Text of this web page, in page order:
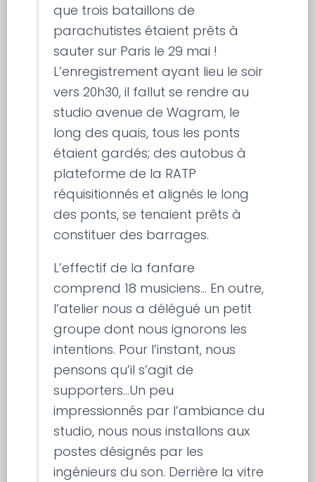
que trois bataillons de
parachutistes étaient prêts à
sauter sur Paris le 29 mai !
L’enregistrement ayant lieu le soir
vers 20h30, il fallut se rendre au
studio avenue de Wagram, le
long des quais, tous les ponts
étaient gardés; des autobus à
plateforme de la RATP
réquisitionnés et alignés le long
des ponts, se tenaient prêts à
constituer des barrages.
L’effectif de la fanfare
comprend 18 musiciens… En outre,
l’atelier nous a délégué un petit
groupe dont nous ignorons les
intentions. Pour l’instant, nous
pensons qu’il s’agit de
supporters…Un peu
impressionnés par l’ambiance du
studio, nous nous installons aux
postes désignés par les
ingénieurs du son. Derrière la vitre